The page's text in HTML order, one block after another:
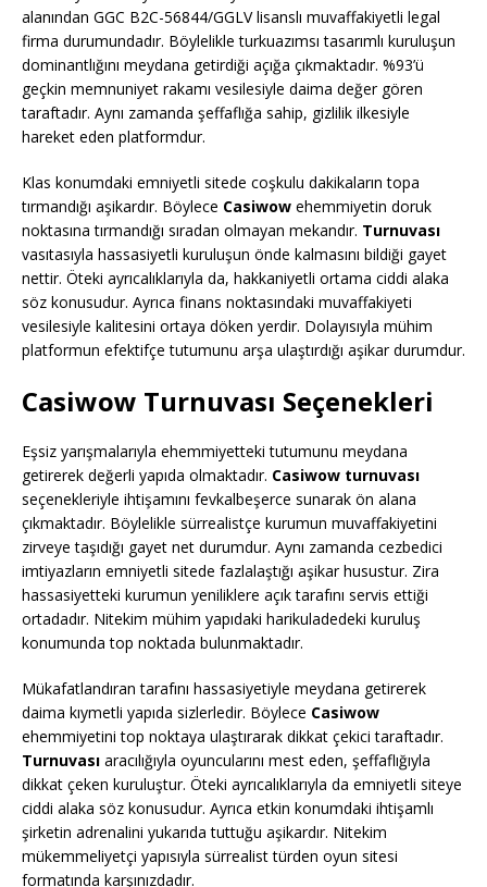
alanından GGC B2C-56844/GGLV lisanslı muvaffakiyetli legal
firma durumundadır. Böylelikle turkuazımsı tasarımlı kuruluşun
dominantlığını meydana getirdiği açığa çıkmaktadır. %93’ü
geçkin memnuniyet rakamı vesilesiyle daima değer gören
taraftadır. Aynı zamanda şeffaflığa sahip, gizlilik ilkesiyle
hareket eden platformdur.
Klas konumdaki emniyetli sitede coşkulu dakikaların topa
tırmandığı aşikardır. Böylece Casiwow ehemmiyetin doruk
noktasına tırmandığı sıradan olmayan mekandır. Turnuvası
vasıtasıyla hassasiyetli kuruluşun önde kalmasını bildiği gayet
nettir. Öteki ayrıcalıklarıyla da, hakkaniyetli ortama ciddi alaka
söz konusudur. Ayrıca finans noktasındaki muvaffakiyeti
vesilesiyle kalitesini ortaya döken yerdir. Dolayısıyla mühim
platformun efektifçe tutumunu arşa ulaştırdığı aşikar durumdur.
Casiwow Turnuvası Seçenekleri
Eşsiz yarışmalarıyla ehemmiyetteki tutumunu meydana
getirerek değerli yapıda olmaktadır. Casiwow turnuvası
seçenekleriyle ihtişamını fevkalbeşerce sunarak ön alana
çıkmaktadır. Böylelikle sürrealistçe kurumun muvaffakiyetini
zirveye taşıdığı gayet net durumdur. Aynı zamanda cezbedici
imtiyazların emniyetli sitede fazlalaştığı aşikar husustur. Zira
hassasiyetteki kurumun yeniliklere açık tarafını servis ettiği
ortadadır. Nitekim mühim yapıdaki harikuladedeki kuruluş
konumunda top noktada bulunmaktadır.
Mükafatlandıran tarafını hassasiyetiyle meydana getirerek
daima kıymetli yapıda sizlerledir. Böylece Casiwow
ehemmiyetini top noktaya ulaştırarak dikkat çekici taraftadır.
Turnuvası aracılığıyla oyuncularını mest eden, şeffaflığıyla
dikkat çeken kuruluştur. Öteki ayrıcalıklarıyla da emniyetli siteye
ciddi alaka söz konusudur. Ayrıca etkin konumdaki ihtişamlı
şirketin adrenalini yukarıda tuttuğu aşikardır. Nitekim
mükemmeliyetçi yapısıyla sürrealist türden oyun sitesi
formatında karşınızdadır.